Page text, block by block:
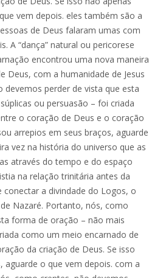
vem depois. eles também são a
de Deus falaram umas com
A “dança” natural ou pericorese
encontrou uma nova maneira
Deus, com a humanidade de Jesus
perder de vista que esta
ou persuasão – foi criada
o coração de Deus e o coração
arrepios em seus braços, aguarde
vez na história do universo que as
através do tempo e do espaço
na relação trinitária antes da
a divindade do Logos, o
Nazaré. Portanto, nós, como
forma de oração – não mais
como um meio encarnado de
da criação de Deus. Se isso
aguarde o que vem depois. com a